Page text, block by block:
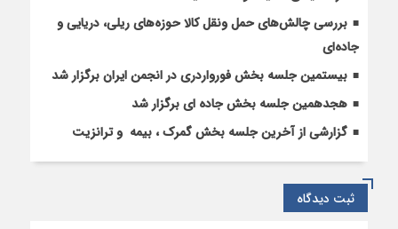
بررسی چالش‌های حمل ونقل کالا حوزه‌های ریلی، دریایی و
جاده‌ای
بیستمین جلسه بخش فورواردری در انجمن ایران برگزار شد
هجدهمین جلسه بخش جاده ای برگزار شد
گزارشی از آخرین جلسه بخش گمرک ، بیمه و ترانزیت
ثبت دیدگاه